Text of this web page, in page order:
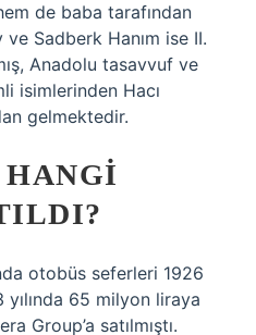
de baba tarafından
Sadberk Hanım ise II.
Anadolu tasavvuf ve
isimlerinden Hacı
gelmektedir.
otobüs seferleri 1926
yılında 65 milyon liraya
Group’a satılmıştı.